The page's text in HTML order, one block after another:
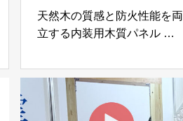
天然木の質感と防火性能を両
立する内装用木質パネル
モクパネル）」 合同会社サ
ンパテック